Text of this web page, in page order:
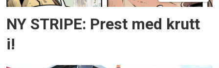
NY STRIPE: Prest med krutt
i!